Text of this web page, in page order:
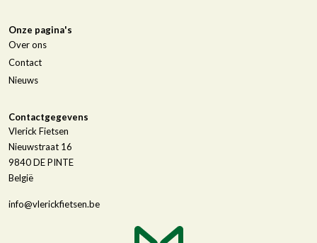
Onze pagina's
Over ons
Contact
Nieuws
Contactgegevens
Vlerick Fietsen
Nieuwstraat 16
9840DE PINTE
België
info@vlerickfietsen.be